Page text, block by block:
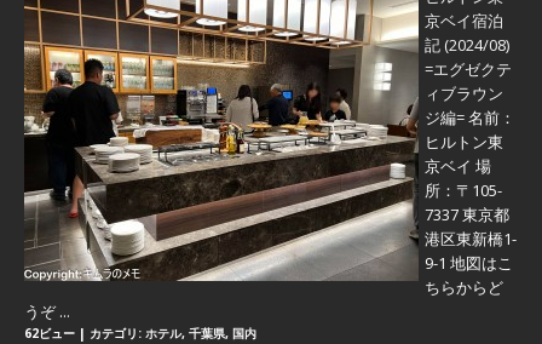
京ベイ宿泊
記 (2024/08)
=エグゼクテ
ィブラウン
ジ編=名前：
ヒルトン東
京ベイ 場
所：〒105-
7337 東京都
港区東新橋1-
9-1 地図はこ
ちらからど
うぞ ...
62ビュー | カテゴリ: ホテル, 千葉県, 国内